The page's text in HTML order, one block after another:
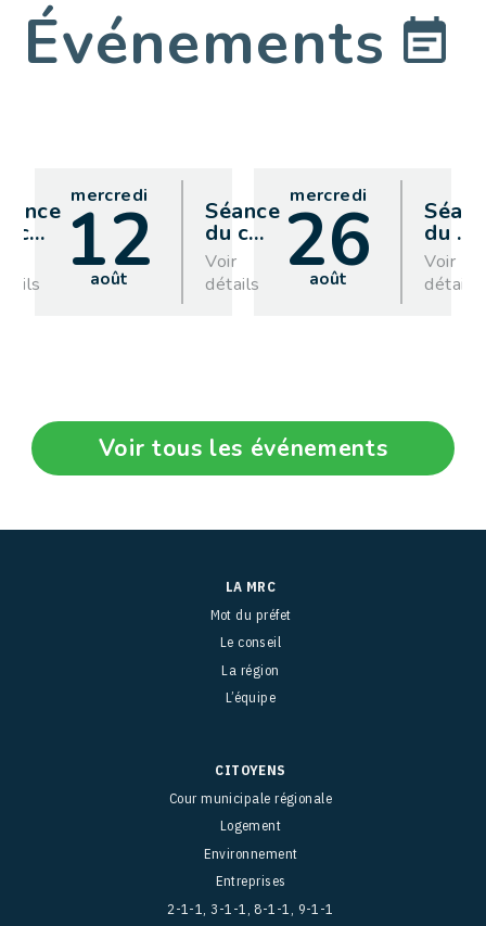
Événements
c…
mercredi
12
août
Séance
du c…
Voir
détails
mercredi
26
août
du …
Voir
détails
Voir tous les événements
LA MRC
Mot du préfet
Le conseil
La région
L’équipe
CITOYENS
Cour municipale régionale
Logement
Environnement
Entreprises
2-1-1, 3-1-1, 8-1-1, 9-1-1